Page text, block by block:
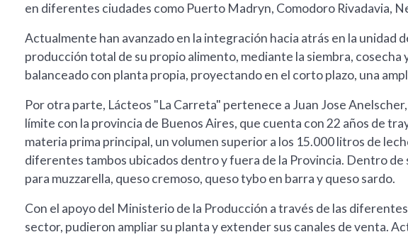
en diferentes ciudades como Puerto Madryn, Comodoro Rivadavia,
Actualmente han avanzado en la integración hacia atrás en la unidad
producción total de su propio alimento, mediante la siembra,
balanceado con planta propia, proyectando en el corto plazo, una
Por otra parte, Lácteos "La Carreta" pertenece a Juan Jose
límite con la provincia de Buenos Aires, que cuenta con 22 años de
materia prima principal, un volumen superior a los 15.000 litros de
diferentes tambos ubicados dentro y fuera de la Provincia. Dentro de
para muzzarella, queso cremoso, queso tybo en barra y queso sardo.
Con el apoyo del Ministerio de la Producción a través de las
sector, pudieron ampliar su planta y extender sus canales de venta.